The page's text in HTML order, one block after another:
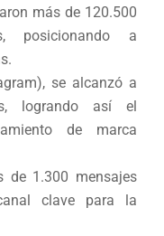
más de 120.500
posicionando a
se alcanzó a
logrando así el
de marca
de 1.300 mensajes
clave para la